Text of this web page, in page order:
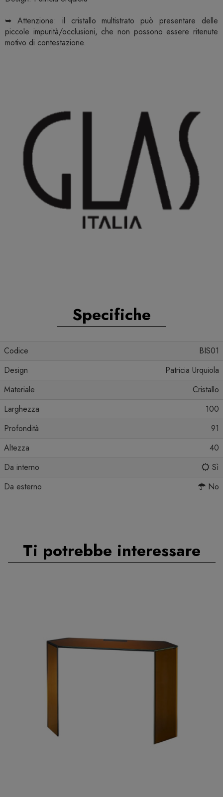
➥ Attenzione: il cristallo multistrato può presentare delle
piccole impurità/occlusioni, che non possono essere ritenute
motivo di contestazione.
Specifiche
Codice
BIS01
Design
Patricia Urquiola
Materiale
Cristallo
Larghezza
100
Profondità
91
Altezza
40
Da interno
Sì
Da esterno
No
Ti potrebbe interessare